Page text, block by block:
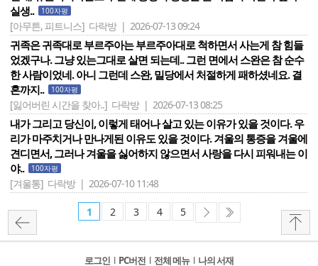
실생..
100자평
[아무튼, 피트니스] 다락방 | 2026-07-13 09:24
귀족은 귀족대로 부르주아는 부르주아대로 척하면서 사는게 참 힘들
었겠구나. 그냥 있는그대로 살면 되는데.. 그런 면에서 스완은 참 순수
한 사람이었네. 아니 그런데 스완, 밀당에서 처절하게 패하셨네요. 결
혼까지..
100자평
[잃어버린 시간을 찾아..] 다락방 | 2026-07-13 08:25
내가 그리고 당신이, 이렇게 태어나 살고 있는 이유가 있을 것이다. 우
리가 마주치거나 만나게된 이유도 있을 것이다. 겨울의 통증을 겨울에
견디면서, 그러나 겨울을 싫어하지 않으면서 사랑을 다시 피워내는 이
야..
100자평
[겨울통] 다락방 | 2026-07-10 11:48
1 2 3 4 5
로그인 l PC버전 l 전체 메뉴 l 나의 서재